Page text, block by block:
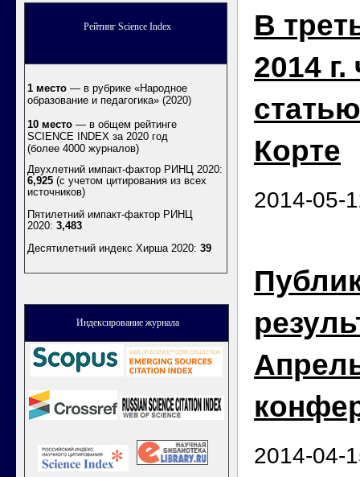
Рейтинг Science Index
1 место — в рубрике «Народное
образование и педагогика» (2020)
10 место — в общем рейтинге
SCIENCE INDEX за 2020 год
(более 4000 журналов)
Двухлетний импакт-фактор РИНЦ 2020:
6,925 (с учетом цитирования из всех
источников)
Пятилетний импакт-фактор РИНЦ
2020: 3,483
Десятилетний индекс Хирша 2020: 39
Индексирование журнала
В
2014 г.
Корте
2014-05-
2014-04-